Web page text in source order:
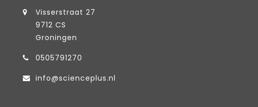
Visserstraat 27
9712 CS
Groningen
0505791270
info@scienceplus.nl